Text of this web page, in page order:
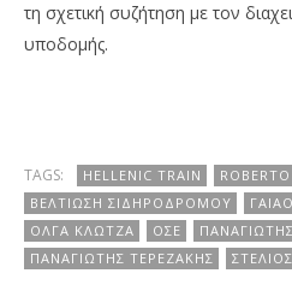
τη σχετική συζήτηση με τον
υποδομής.
TAGS: HELLENIC TRAIN
ΒΕΛΤΊΩΣΗ ΣΙΔΗΡΟΔΡΌΜΟΥ
ΌΛΓΑ ΚΛΏΤΖΑ
ΟΣΕ
ΠΑΝΑΓΙΏΤΗΣ ΤΕΡΕΖΆΚΗΣ